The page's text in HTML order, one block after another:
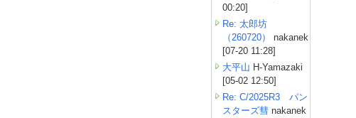
00:20]
Re: 太郎坊
（260720）
nakanek
[07-20 11:28]
大平山 H-Yamazaki
[05-02 12:50]
Re: C/2025R3 パン
スターズ彗 nakanek